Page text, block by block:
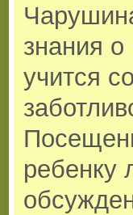
знания
учится
ребенку